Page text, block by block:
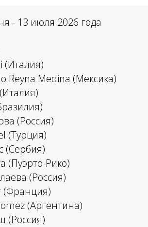
- 13 июля 2026 года
(Италия)
Reyna Medina (Мексика)
(Россия)
(Турция)
(Сербия)
(Пуэрто-Рико)
(Россия)
(Франция)
(Аргентина)
(Россия)